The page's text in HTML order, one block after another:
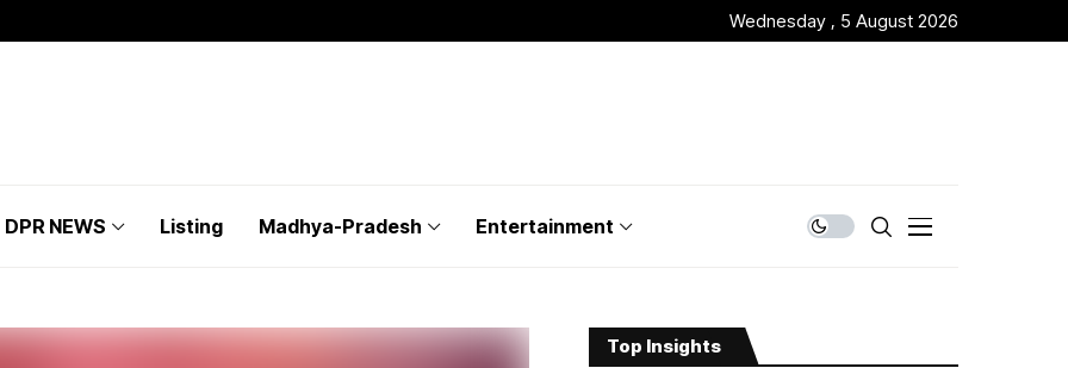
Wednesday , 5 August 2026
DPR NEWS Listing Madhya-Pradesh Entertainment
Top Insights